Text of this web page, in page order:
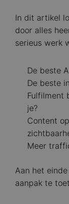
In dit artikel
door alles
serieus werk
De beste
De beste
Fulfilment
je?
Content
Meer
Aan het
aanpak te